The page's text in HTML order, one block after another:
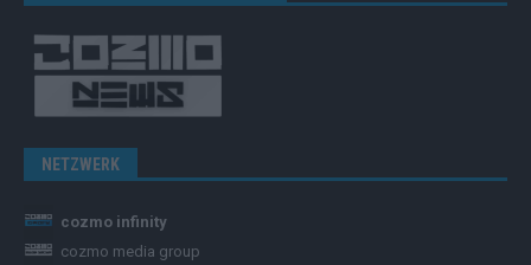
NETZWERK
cozmo infinity
cozmo media group